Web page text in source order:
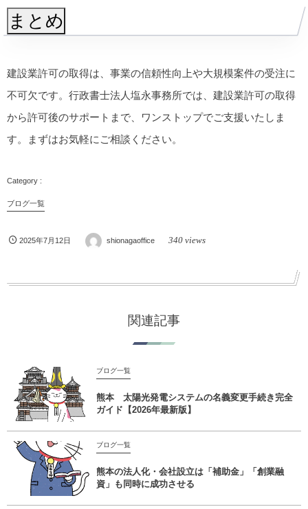
まとめ
建設業許可の取得は、事業の信頼性向上や大規模案件の受注に
不可欠です。行政書士法人塩永事務所では、建設業許可の取得
から許可後のサポートまで、ワンストップでご支援いたしま
す。まずはお気軽にご相談ください。
ブログ一覧
2025年7月12日 shionagaoffice 340 views
関連記事
ブログ一覧
熊本 太陽光発電システムの名義変更手続き完全
ガイド【2026年最新版】
ブログ一覧
熊本の法人化・会社設立は「補助金」「創業融
資」も同時に成功させる